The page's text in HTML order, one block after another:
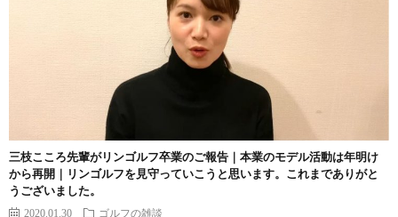
三枝こころ先輩がリンゴルフ卒業のご報告｜本業のモデル活動は年明け
から再開｜リンゴルフを見守っていこうと思います。これまでありがと
うございました。
2020.01.30 ゴルフの雑談